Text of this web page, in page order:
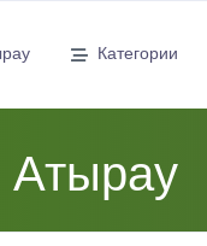
Категории
Атырау